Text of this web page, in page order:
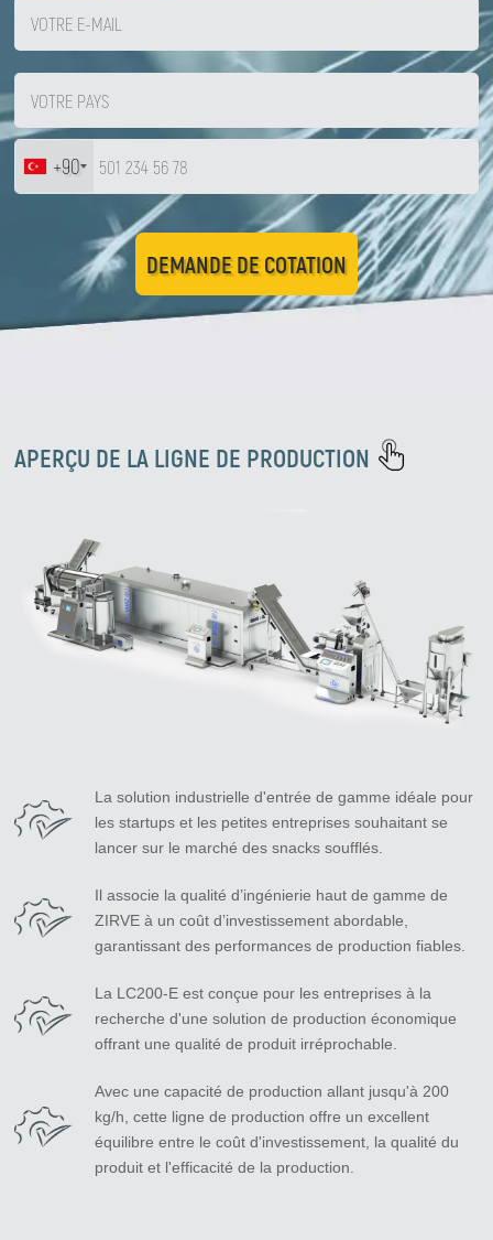
+90
DEMANDE DE COTATION
APERÇU DE LA LIGNE DE PRODUCTION
La solution industrielle d'entrée de gamme idéale pour
les startups et les petites entreprises souhaitant se
lancer sur le marché des snacks soufflés.
Il associe la qualité d’ingénierie haut de gamme de
ZIRVE à un coût d’investissement abordable,
garantissant des performances de production fiables.
La LC200-E est conçue pour les entreprises à la
recherche d'une solution de production économique
offrant une qualité de produit irréprochable.
Avec une capacité de production allant jusqu'à 200
kg/h, cette ligne de production offre un excellent
équilibre entre le coût d'investissement, la qualité du
produit et l'efficacité de la production.